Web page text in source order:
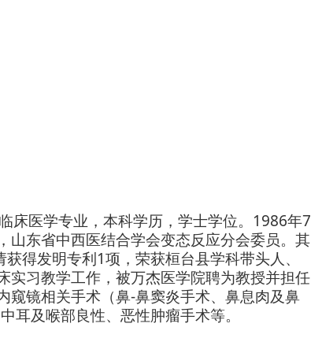
床医学专业，本科学历，学士学位。 1986年7
东省中西医结合学会变态反应分会委员。 其
获得发明专利 1项，荣获桓台县学科带头人、
实习教学工作，被万杰医学院聘为教授并担任
窥镜相关手术（鼻-鼻窦炎手术、鼻息肉及鼻
耳及喉部良性、恶性肿瘤手术等。